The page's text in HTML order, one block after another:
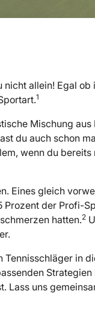
allein! Egal
1
Mischung
du auch schon
wenn du
Eines gleich
der Profi-
hatten.2
in
Lass uns